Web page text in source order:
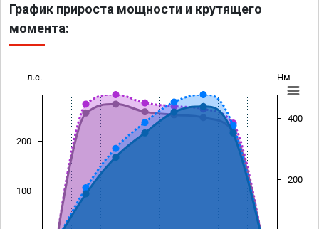
График прироста мощности и крутящего
момента:
л.с. Нм
100
200
200
400